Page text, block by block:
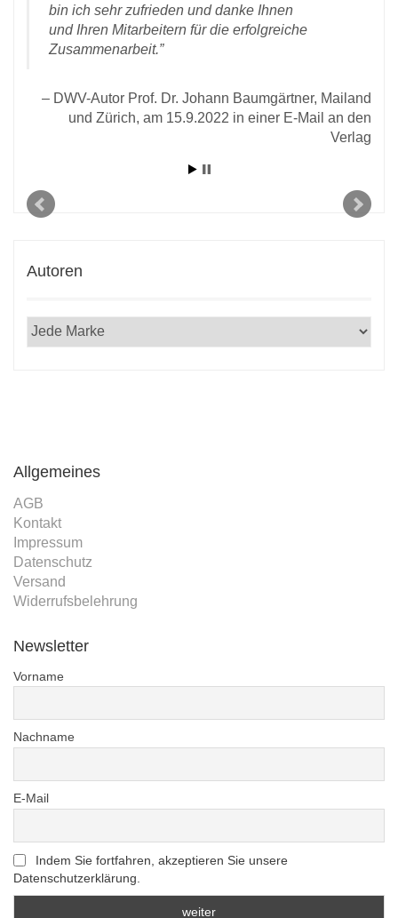
bin ich sehr zufrieden und danke Ihnen
und Ihren Mitarbeitern für die erfolgreiche
Zusammenarbeit.
DWV-Autor Prof. Dr. Johann Baumgärtner, Mailand
und Zürich, am 15.9.2022 in einer E-Mail an den
Verlag
Autoren
Allgemeines
AGB
Kontakt
Impressum
Datenschutz
Versand
Widerrufsbelehrung
Newsletter
Vorname
Nachname
E-Mail
Indem Sie fortfahren, akzeptieren Sie unsere
Datenschutzerklärung.